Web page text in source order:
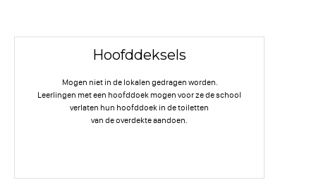
Hoofddeksels
Mogen niet in de lokalen gedragen worden.
Leerlingen met een hoofddoek mogen voor ze de school
verlaten hun hoofddoek in de toiletten
van de overdekte aandoen.